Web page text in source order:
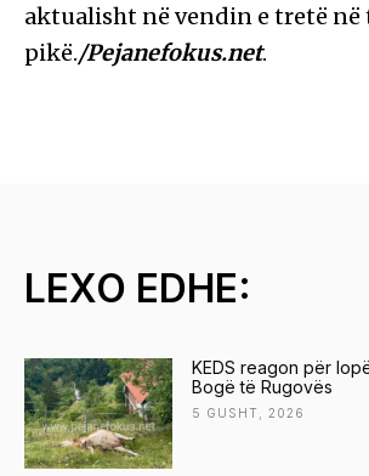
aktualisht në vendin e tretë në
pikë./Pejanefokus.net.
LEXO EDHE:
KEDS reagon për
Bogë të Rugovës
5 GUSHT, 2026